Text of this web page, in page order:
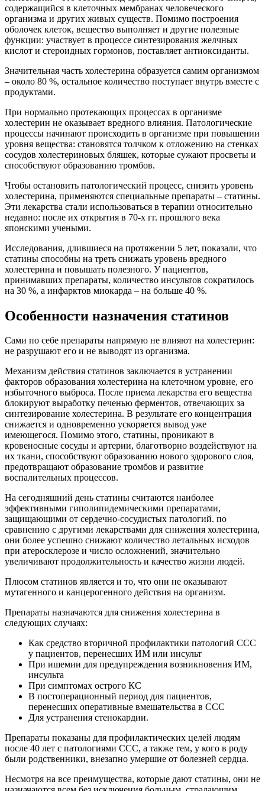
содержащийся в клеточных мембранах человеческого
организма и других живых существ. Помимо построения
оболочек клеток, вещество выполняет и другие полезные
функции: участвует в процессе синтезирования желчных
кислот и стероидных гормонов, поставляет антиоксиданты.
Значительная часть холестерина образуется самим организмом
– около 80 %, остальное количество поступает внутрь вместе с
продуктами.
При нормально протекающих процессах в организме
холестерин не оказывает вредного влияния. Патологические
процессы начинают происходить в организме при повышении
уровня вещества: становятся толчком к отложению на стенках
сосудов холестериновых бляшек, которые сужают просветы и
способствуют образованию тромбов.
Чтобы остановить патологический процесс, снизить уровень
холестерина, применяются специальные препараты – статины.
Эти лекарства стали использоваться в терапии относительно
недавно: после их открытия в 70-х гг. прошлого века
японскими учеными.
Исследования, длившиеся на протяжении 5 лет, показали, что
статины способны на треть снижать уровень вредного
холестерина и повышать полезного. У пациентов,
принимавших препараты, количество инсультов сократилось
на 30 %, а инфарктов миокарда – на больше 40 %.
Особенности назначения статинов
Сами по себе препараты напрямую не влияют на холестерин:
не разрушают его и не выводят из организма.
Механизм действия статинов заключается в устранении
факторов образования холестерина на клеточном уровне, его
избыточного выброса. После приема лекарства его вещества
блокируют выработку печенью ферментов, отвечающих за
синтезирование холестерина. В результате его концентрация
снижается и одновременно ускоряется вывод уже
имеющегося. Помимо этого, статины, проникают в
кровеносные сосуды и артерии, благотворно воздействуют на
их ткани, способствуют образованию нового здорового слоя,
предотвращают образование тромбов и развитие
воспалительных процессов.
На сегодняшний день статины считаются наиболее
эффективными гиполипидемическими препаратами,
защищающими от сердечно-сосудистых патологий. по
сравнению с другими лекарствами для снижения холестерина,
они более успешно снижают количество летальных исходов
при атеросклерозе и число осложнений, значительно
увеличивают продолжительность и качество жизни людей.
Плюсом статинов является и то, что они не оказывают
мутагенного и канцерогенного действия на организм.
Препараты назначаются для снижения холестерина в
следующих случаях:
Как средство вторичной профилактики патологий ССС
у пациентов, перенесших ИМ или инсульт
При ишемии для предупреждения возникновения ИМ,
инсульта
При симптомах острого КС
В постоперационный период для пациентов,
перенесших оперативные вмешательства в ССС
Для устранения стенокардии.
Препараты показаны для профилактических целей людям
после 40 лет с патологиями ССС, а также тем, у кого в роду
были родственники, внезапно умершие от болезней сердца.
Несмотря на все преимущества, которые дают статины, они не